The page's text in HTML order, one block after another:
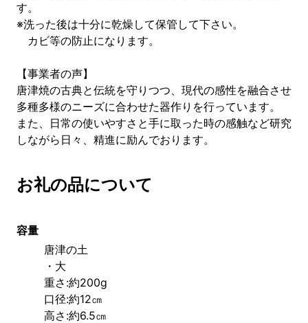
す。
※洗った後は十分に乾燥して保管して下さい。
カビ等の防止になります。
【事業者の声】
唐津焼の古典と伝統を守りつつ、現代の感性を融合させ
多種多様のニーズに合わせた器作りを行っています。
また、日常の使いやすさと手に取った時の感触など研究
しながら日々、精進に励んでおります。
お礼の品について
容量
唐津の土
・大
重さ:約200g
口径:約12㎝
高さ:約6.5㎝